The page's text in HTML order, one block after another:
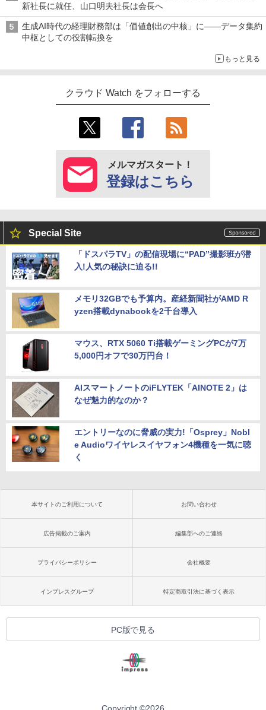
新社長に就任、山口明夫社長は会長へ
生成AI時代の経理財務部は「価値創出の中核」に――データ集約
中枢としての役割転換を
もっと見る
クラウド Watch をフォローする
メルマガスタート！
登録はこちら
Special Site
「ドスパラTV」の配信現場に“PAD”撮影班が潜
入!人気の秘訣に迫る!!
メモリ32GBでも予算内。産経新聞社がAMD R
yzen搭載dynabookを2千台導入
マウス、RTX 5060 Ti搭載ゲーミングPCが7万
5,000円オフで30万円台！
AIスマートノートのiFLYTEK「AINOTE 2」は
なぜ魅力的なのか？
エントリーなのに脅威の実力!「Osprey」Nobl
e Audioワイヤレスイヤフォン4機種を一気に聴
く
本サイトのご利用について お問い合わせ
広告掲載のご案内 編集部へのご連絡
プライバシーポリシー 会社概要
インプレスグループ 特定商取引法に基づく表示
PC版で見る
Copyright ©2026